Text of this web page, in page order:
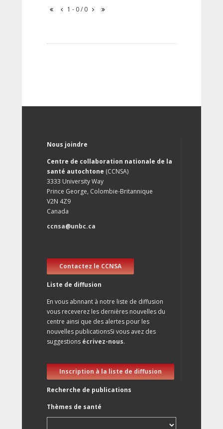
1 - 0 / 0
Nous joindre
Centre de collaboration nationale de la
santé autochtone (CCNSA)
3333 University Way
Prince George, Colombie-Britannique
V2N 4Z9
Canada
ccnsa@unbc.ca
Contactez le CCNSA
Liste de diffusion
En vous abnnant à notre liste de diffusion
vous receverez les dernières nouvelles du
centre ainsi que des alertes pour les
nouvelles publicationsSi vous avez des
suggestions écrivez-nous.
Inscription à la liste de diffusion
Recherche de publications
Thèmes de santé